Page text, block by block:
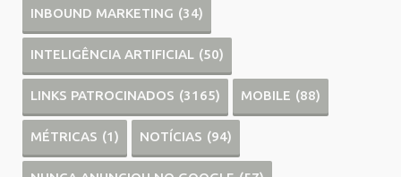
INBOUND MARKETING (34)
INTELIGÊNCIA ARTIFICIAL (50)
LINKS PATROCINADOS (3165) MOBILE (88)
MÉTRICAS (1) NOTÍCIAS (94)